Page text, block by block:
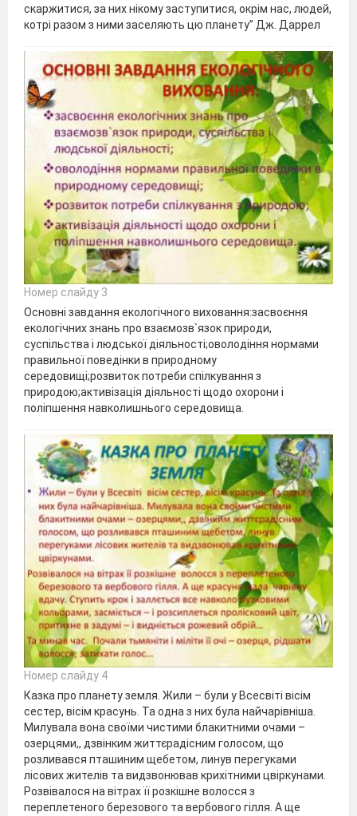
скаржитися, за них нікому заступитися, окрім нас, людей,
котрі разом з ними заселяють цю планету” Дж. Даррел
Номер слайду 3
Основні завдання екологічного виховання:засвоєння
екологічних знань про взаємозв`язок природи,
суспільства і людської діяльності;оволодіння нормами
правильної поведінки в природному
середовищі;розвиток потреби спілкування з
природою;активізація діяльності щодо охорони і
поліпшення навколишнього середовища.
Номер слайду 4
Казка про планету земля. Жили – були у Всесвіті вісім
сестер, вісім красунь. Та одна з них була найчарівніша.
Милувала вона своїми чистими блакитними очами –
озерцями,, дзвінким життєрадісним голосом, що
розливався пташиним щебетом, линув перегуками
лісових жителів та видзвонював крихітними цвіркунами.
Розвівалося на вітрах її розкішне волосся з
переплетеного березового та вербового гілля. А ще